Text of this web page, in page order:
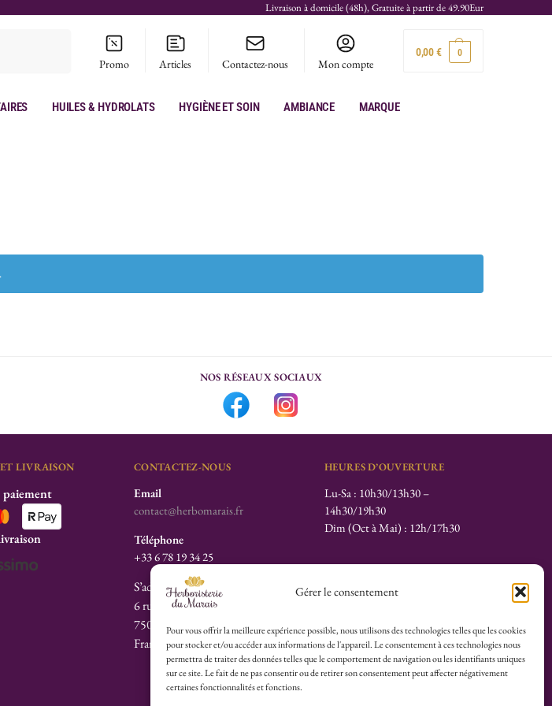
Gérer le consentement
Pour vous offrir la meilleure expérience possible, nous utilisons des technologies telles que les cookies
pour stocker et/ou accéder aux informations de l'appareil. Le consentement à ces technologies nous
permettra de traiter des données telles que le comportement de navigation ou les identifiants uniques
sur ce site. Le fait de ne pas consentir ou de retirer son consentement peut affecter négativement
certaines fonctionnalités et fonctions.
Livraison à domicile (48h), Gratuite à partir de 49.90Eur
Promo Articles Contactez-nous Mon compte
0,00€ 0
Huiles & hydrolats Hygiène et soin Ambiance Marque
NOS RÉSEAUX SOCIAUX
LIVRAISON
paiement
CONTACTEZ-NOUS
Email
contact@herbomarais.fr
Téléphone
+33 6 78 19 34 25
S’adresser à l’herboristerie :
6 rue des Filles du Calvaire
75003 Paris
France
HEURES D’OUVERTURE
Lu-Sa : 10h30/13h30 –
14h30/19h30
Dim (Oct à Mai) : 12h/17h30
© 2026 Herboristerie du Marais.